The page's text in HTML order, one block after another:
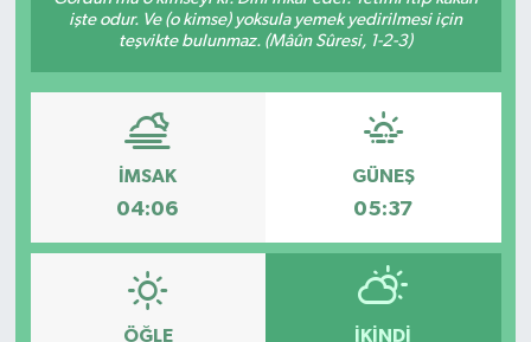
işte odur. Ve (o kimse) yoksula yemek yedirilmesi için
teşvikte bulunmaz. (Mâûn Sûresi, 1-2-3)
İMSAK
04:06
GÜNEŞ
05:37
ÖĞLE İKINDI